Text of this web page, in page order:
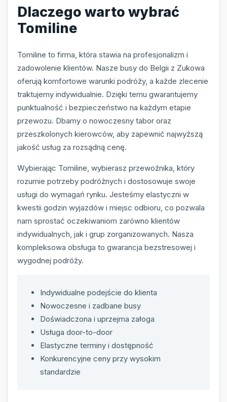
Dlaczego warto wybrać
Tomiline
Tomiline to firma, która stawia na profesjonalizm i
zadowolenie klientów. Nasze busy do Belgii z Zukowa
oferują komfortowe warunki podróży, a każde zlecenie
traktujemy indywidualnie. Dzięki temu gwarantujemy
punktualność i bezpieczeństwo na każdym etapie
przewozu. Dbamy o nowoczesny tabor oraz
przeszkolonych kierowców, aby zapewnić najwyższą
jakość usług za rozsądną cenę.
Wybierając Tomiline, wybierasz przewoźnika, który
rozumie potrzeby podróżnych i dostosowuje swoje
usługi do wymagań rynku. Jesteśmy elastyczni w
kwestii godzin wyjazdów i miejsc odbioru, co pozwala
nam sprostać oczekiwaniom zarówno klientów
indywidualnych, jak i grup zorganizowanych. Nasza
kompleksowa obsługa to gwarancja bezstresowej i
wygodnej podróży.
Indywidualne podejście do klienta
Nowoczesne i zadbane busy
Doświadczona i uprzejma załoga
Usługa door-to-door
Elastyczne terminy i dostępność
Konkurencyjne ceny przy wysokim
standardzie